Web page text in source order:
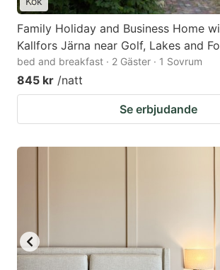
Family Holiday and Business Home
Kallfors Järna near Golf, Lakes and
bed and breakfast · 2 Gäster · 1 Sovrum
845 kr /natt
Se erbjudande